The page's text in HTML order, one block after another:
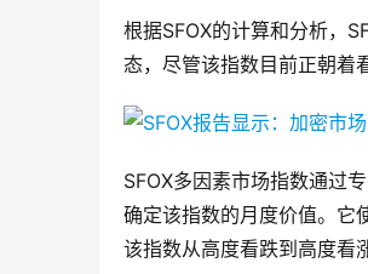
根据SFOX的计算和分析，
态，尽管该指数目前正朝着
SFOX多因素市场指数通过
确定该指数的月度价值。它
该指数从高度看跌到高度看